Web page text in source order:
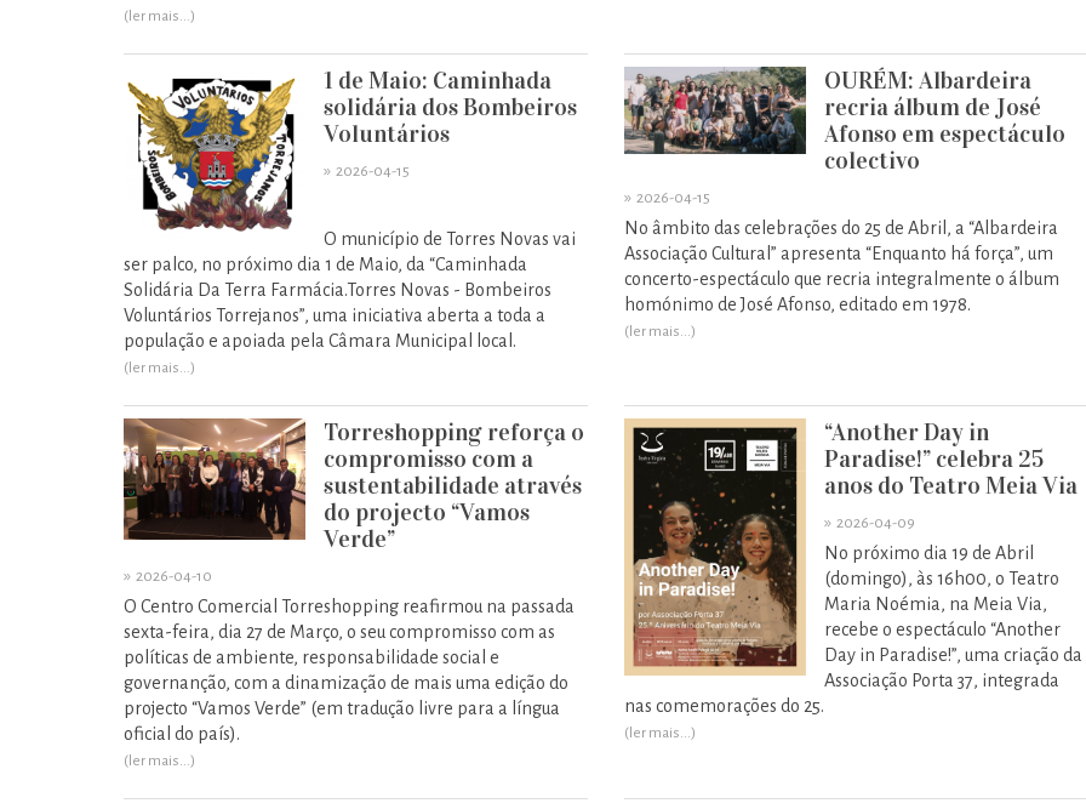
(ler mais...)
1 de Maio: Caminhada
solidária dos Bombeiros
Voluntários
» 2026-04-15
O município de Torres Novas vai
ser palco, no próximo dia 1 de Maio, da “Caminhada
Solidária Da Terra Farmácia.Torres Novas - Bombeiros
Voluntários Torrejanos”, uma iniciativa aberta a toda a
população e apoiada pela Câmara Municipal local.
(ler mais...)
OURÉM: Albardeira
recria álbum de José
Afonso em espectáculo
colectivo
» 2026-04-15
No âmbito das celebrações do 25 de Abril, a “Albardeira
Associação Cultural” apresenta “Enquanto há força”, um
concerto-espectáculo que recria integralmente o álbum
homónimo de José Afonso, editado em 1978.
(ler mais...)
Torreshopping reforça o
compromisso com a
sustentabilidade através
do projecto “Vamos
Verde”
» 2026-04-10
O Centro Comercial Torreshopping reafirmou na passada
sexta-feira, dia 27 de Março, o seu compromisso com as
políticas de ambiente, responsabilidade social e
governanção, com a dinamização de mais uma edição do
projecto “Vamos Verde” (em tradução livre para a língua
oficial do país).
(ler mais...)
“Another Day in
Paradise!” celebra 25
anos do Teatro Meia Via
» 2026-04-09
No próximo dia 19 de Abril
(domingo), às 16h00, o Teatro
Maria Noémia, na Meia Via,
recebe o espectáculo “Another
Day in Paradise!”, uma criação da
Associação Porta 37, integrada
nas comemorações do 25.
(ler mais...)